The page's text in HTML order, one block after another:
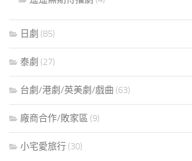
日劇 (85)
泰劇 (27)
台劇/港劇/英美劇/戲曲 (63)
廠商合作/敗家區 (9)
小宅愛旅行 (30)